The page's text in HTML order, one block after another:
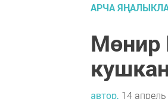
АРЧА
Мөнир
автор, 14